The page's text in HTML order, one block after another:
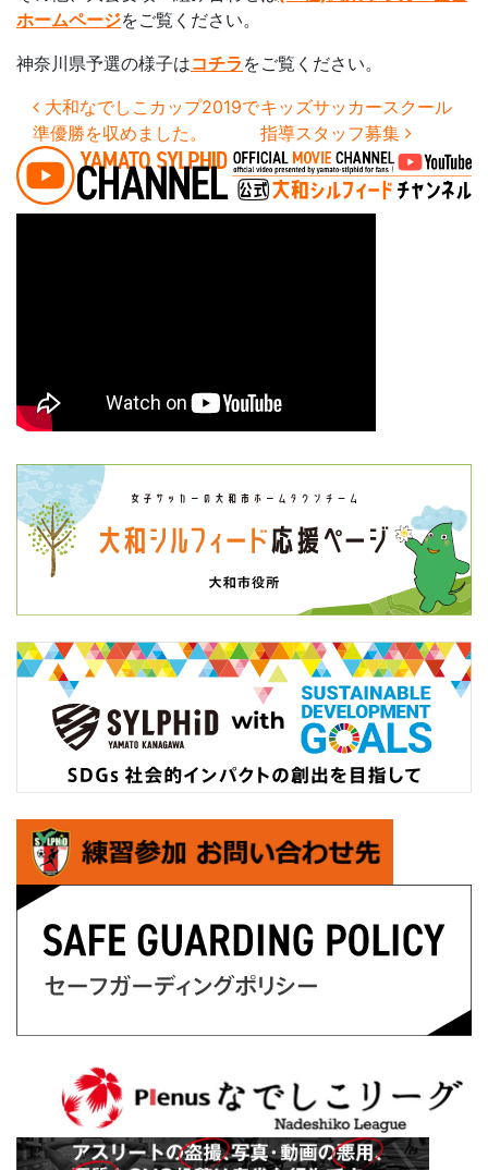
ホームページをご覧ください。
神奈川県予選の様子はコチラ をご覧ください。
投稿ナビゲーション
大和なでしこカップ2019で
準優勝を収めました。
キッズサッカースクール
指導スタッフ募集